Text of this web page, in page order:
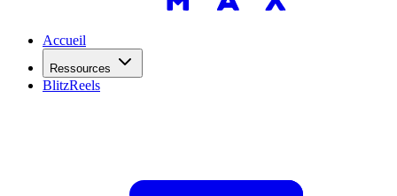
Accueil
Ressources
BlitzReels